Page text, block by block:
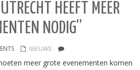
HEEFT MEER
NODIG”
NIEUWS
meer grote evenementen komen